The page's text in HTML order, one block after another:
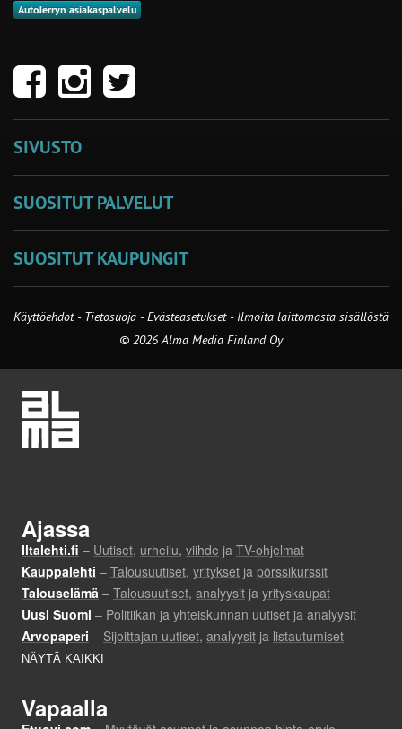
AutoJerryn asiakaspalvelu
SIVUSTO
SUOSITUT PALVELUT
SUOSITUT KAUPUNGIT
Käyttöehdot - Tietosuoja -Evästeasetukset- Ilmoita laittomasta sisällöstä
© 2026 Alma Media Finland Oy